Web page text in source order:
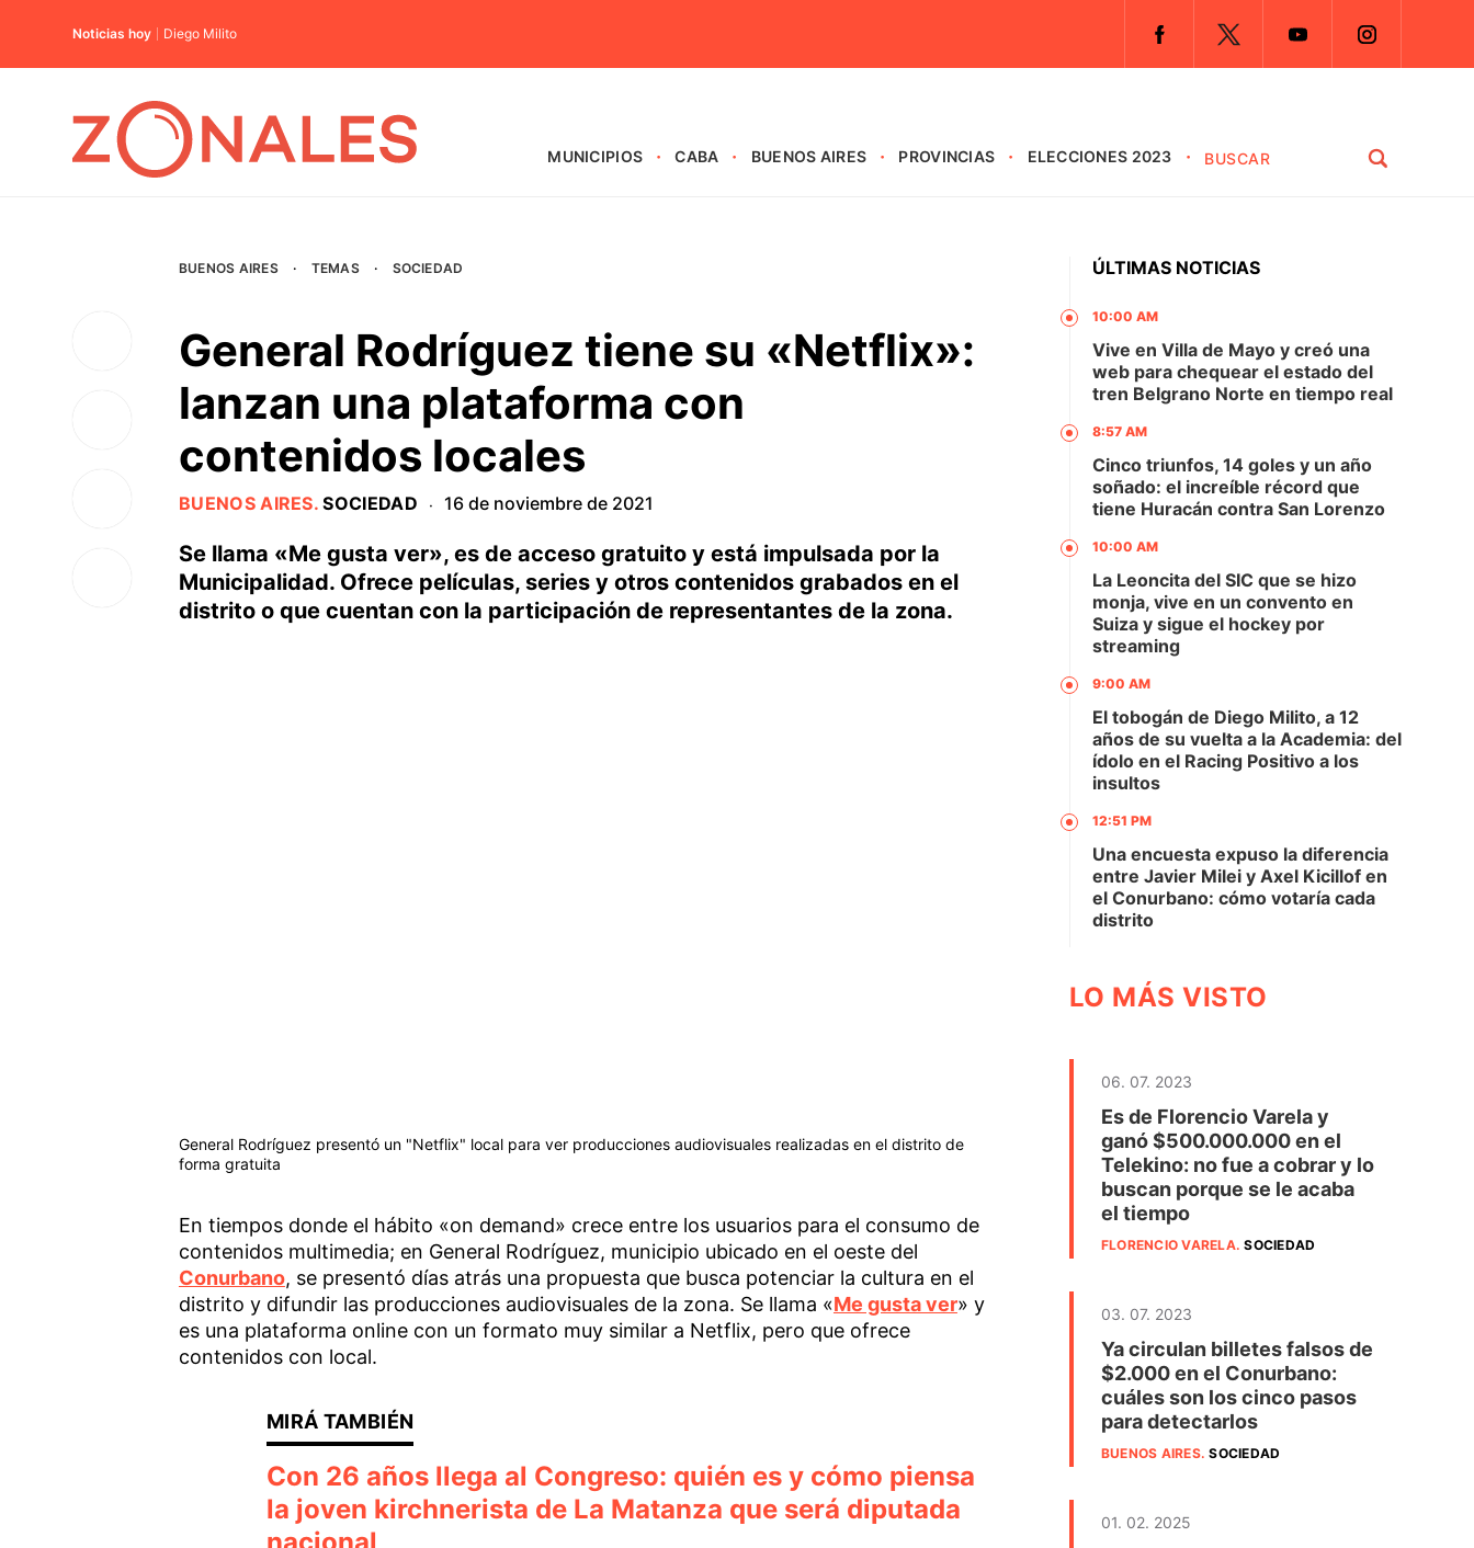
Noticias hoy Diego Milito
MUNICIPIOS CABA BUENOS AIRES PROVINCIAS ELECCIONES 2023
BUENOS AIRES · TEMAS · SOCIEDAD
General Rodríguez tiene su «Netflix»:
lanzan una plataforma con
contenidos locales
BUENOS AIRES.SOCIEDAD · 16 de noviembre de 2021
Se llama «Me gusta ver», es de acceso gratuito y está impulsada por la
Municipalidad. Ofrece películas, series y otros contenidos grabados en el
distrito o que cuentan con la participación de representantes de la zona.
General Rodríguez presentó un "Netflix" local para ver producciones audiovisuales realizadas en el distrito de
forma gratuita
En tiempos donde el hábito «on demand» crece entre los usuarios para el consumo de
contenidos multimedia; en General Rodríguez, municipio ubicado en el oeste del
Conurbano, se presentó días atrás una propuesta que busca potenciar la cultura en el
distrito y difundir las producciones audiovisuales de la zona. Se llama «Me gusta ver» y
es una plataforma online con un formato muy similar a Netflix, pero que ofrece
contenidos con local.
Con 26 años llega al Congreso: quién es y cómo piensa
la joven kirchnerista de La Matanza que será diputada
ÚLTIMAS NOTICIAS
10:00 AM
Vive en Villa de Mayo y creó una
web para chequear el estado del
tren Belgrano Norte en tiempo real
8:57 AM
Cinco triunfos, 14 goles y un año
soñado: el increíble récord que
tiene Huracán contra San Lorenzo
10:00 AM
La Leoncita del SIC que se hizo
monja, vive en un convento en
Suiza y sigue el hockey por
streaming
9:00 AM
El tobogán de Diego Milito, a 12
años de su vuelta a la Academia: del
ídolo en el Racing Positivo a los
insultos
12:51 PM
Una encuesta expuso la diferencia
entre Javier Milei y Axel Kicillof en
el Conurbano: cómo votaría cada
distrito
LO MÁS VISTO
06. 07. 2023
Es de Florencio Varela y
ganó $500.000.000 en el
Telekino: no fue a cobrar y lo
buscan porque se le acaba
el tiempo
FLORENCIO VARELA.SOCIEDAD
03. 07. 2023
Ya circulan billetes falsos de
$2.000 en el Conurbano:
cuáles son los cinco pasos
para detectarlos
BUENOS AIRES.SOCIEDAD
01. 02. 2025